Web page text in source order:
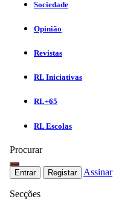
Sociedade
Opinião
Revistas
RL Iniciativas
RL+65
RL Escolas
Procurar
Entrar Registar Assinar
Secções